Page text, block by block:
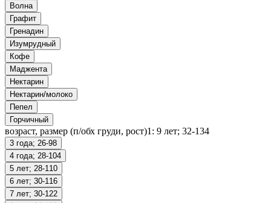
Волна
Графит
Гренадин
Изумрудный
Кофе
Маджента
Нектарин
Нектарин/молоко
Пепел
Горчичный
возраст, размер (п/обх груди, рост)1: 9 лет; 32-134
3 года; 26-98
4 года; 28-104
5 лет; 28-110
6 лет; 30-116
7 лет; 30-122